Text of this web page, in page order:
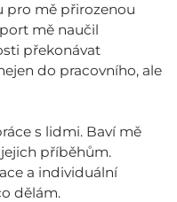
pro mě přirozenou
mě naučil
překonávat
do pracovního, ale
s lidmi. Baví mě
příběhům.
a individuální
dělám.